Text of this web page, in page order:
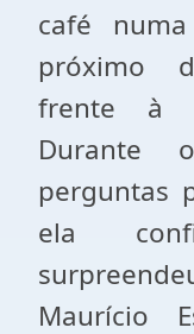
café
próximo
frente à
Durante
perguntas
ela
Maurício